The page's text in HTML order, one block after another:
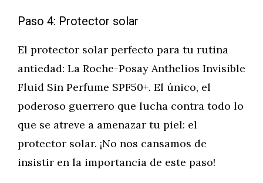
Paso 4: Protector solar
El protector solar perfecto para tu rutina
antiedad: La Roche-Posay Anthelios Invisible
Fluid Sin Perfume SPF50+. El único, el
poderoso guerrero que lucha contra todo lo
que se atreve a amenazar tu piel: el
protector solar. ¡No nos cansamos de
insistir en la importancia de este paso!